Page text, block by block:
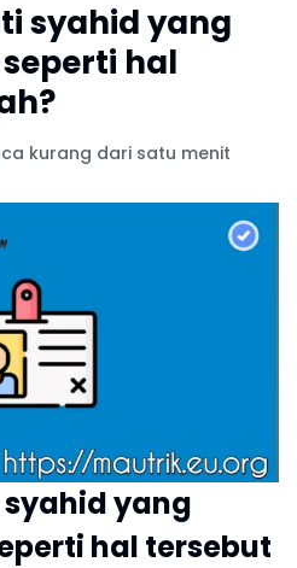
syahid yang
hal
kurang dari satu menit
yang
hal tersebut